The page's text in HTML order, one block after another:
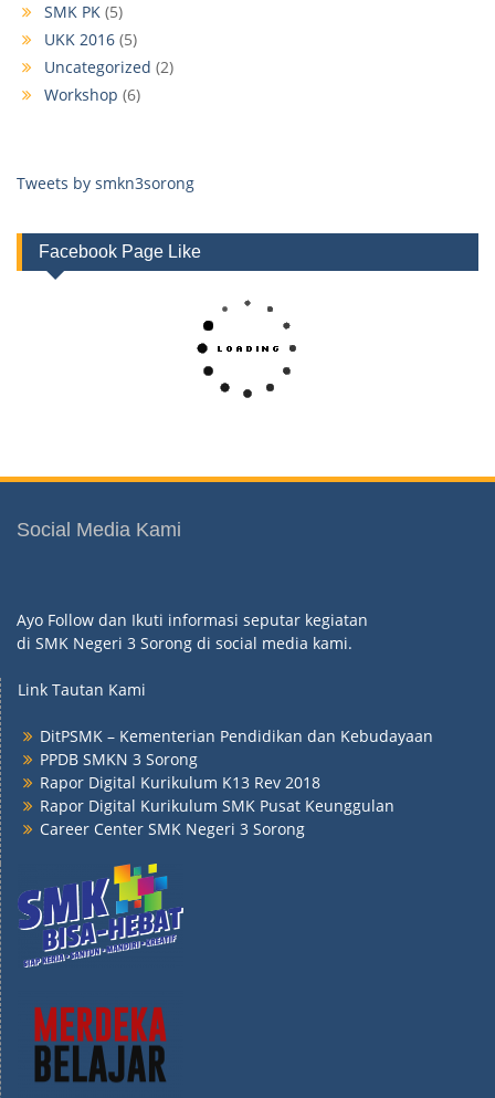
SMK PK (5)
UKK 2016 (5)
Uncategorized (2)
Workshop (6)
Tweets by smkn3sorong
Facebook Page Like
Social Media Kami
Ayo Follow dan Ikuti informasi seputar kegiatan
di SMK Negeri 3 Sorong di social media kami.
Link Tautan Kami
DitPSMK – Kementerian Pendidikan dan Kebudayaan
PPDB SMKN 3 Sorong
Rapor Digital Kurikulum K13 Rev 2018
Rapor Digital Kurikulum SMK Pusat Keunggulan
Career Center SMK Negeri 3 Sorong